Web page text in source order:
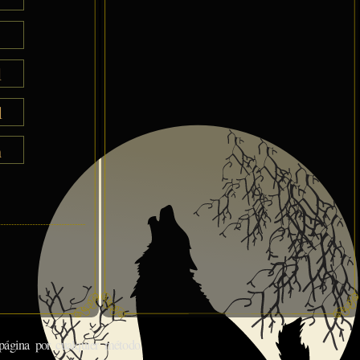
por cualquier método.